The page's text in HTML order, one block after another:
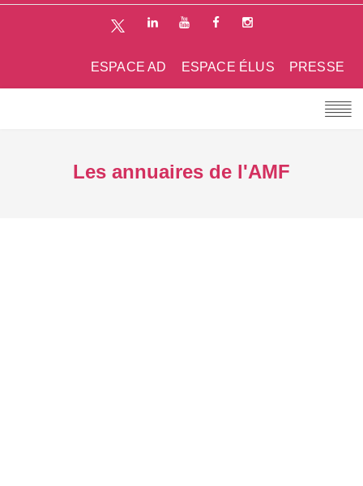
PRESSE
ESPACE ÉLUS
ESPACE AD
Les annuaires de l'AMF